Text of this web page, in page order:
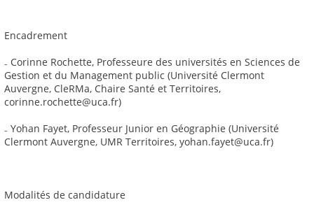
Encadrement
₋ Corinne Rochette, Professeure des universités en Sciences de
Gestion et du Management public (Université Clermont
Auvergne, CleRMa, Chaire Santé et Territoires,
corinne.rochette@uca.fr)
₋ Yohan Fayet, Professeur Junior en Géographie (Université
Clermont Auvergne, UMR Territoires, yohan.fayet@uca.fr)
Modalités de candidature